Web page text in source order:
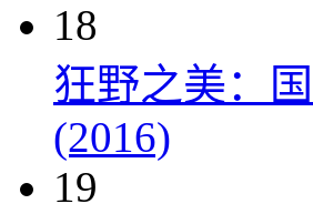
18
狂野之美：
(2016)
19